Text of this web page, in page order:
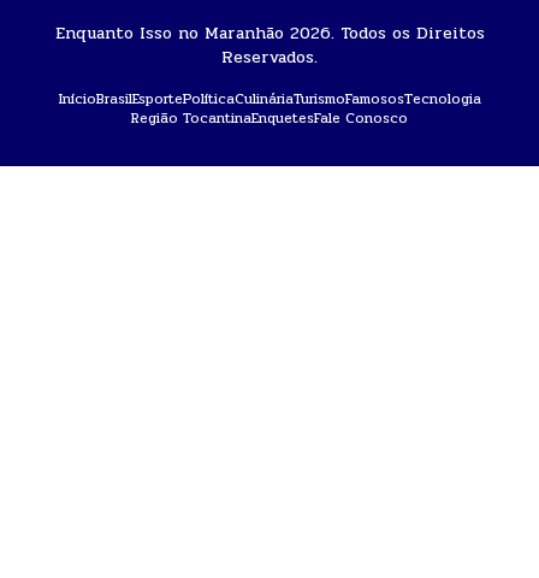
Enquanto Isso no Maranhão 2026. Todos os Direitos
Reservados.
InícioBrasilEsportePolíticaCulináriaTurismoFamososTecnologia
Região TocantinaEnquetesFale Conosco